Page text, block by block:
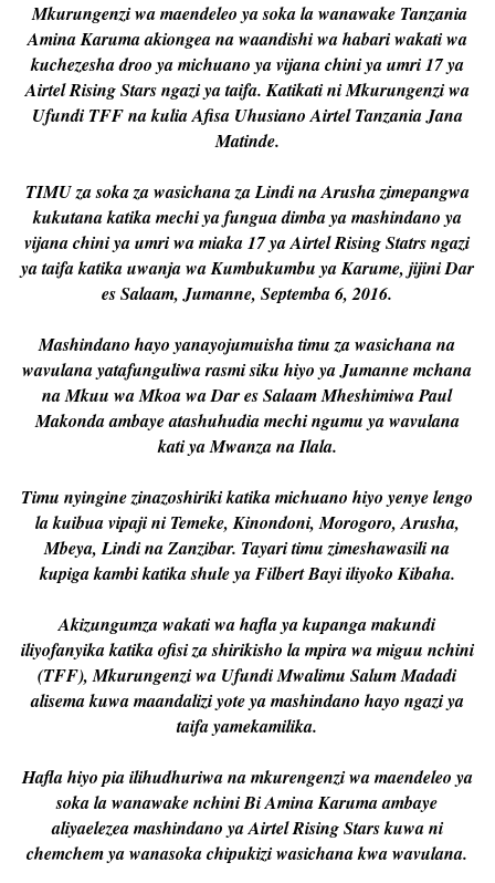
Mkurungenzi wa maendeleo ya soka la wanawake Tanzania
Amina Karuma akiongea na waandishi wa habari wakati wa
kuchezesha droo ya michuano ya vijana chini ya umri 17 ya
Airtel Rising Stars ngazi ya taifa. Katikati ni Mkurungenzi wa
Ufundi TFF na kulia Afisa Uhusiano Airtel Tanzania Jana
Matinde.
TIMU za soka za wasichana za Lindi na Arusha zimepangwa
kukutana katika mechi ya fungua dimba ya mashindano ya
vijana chini ya umri wa miaka 17 ya Airtel Rising Statrs ngazi
ya taifa katika uwanja wa Kumbukumbu ya Karume, jijini Dar
es Salaam, Jumanne, Septemba 6, 2016.
Mashindano hayo yanayojumuisha timu za wasichana na
wavulana yatafunguliwa rasmi siku hiyo ya Jumanne mchana
na Mkuu wa Mkoa wa Dar es Salaam Mheshimiwa Paul
Makonda ambaye atashuhudia mechi ngumu ya wavulana
kati ya Mwanza na Ilala.
Timu nyingine zinazoshiriki katika michuano hiyo yenye lengo
la kuibua vipaji ni Temeke, Kinondoni, Morogoro, Arusha,
Mbeya, Lindi na Zanzibar. Tayari timu zimeshawasili na
kupiga kambi katika shule ya Filbert Bayi iliyoko Kibaha.
Akizungumza wakati wa hafla ya kupanga makundi
iliyofanyika katika ofisi za shirikisho la mpira wa miguu nchini
(TFF), Mkurungenzi wa Ufundi Mwalimu Salum Madadi
alisema kuwa maandalizi yote ya mashindano hayo ngazi ya
taifa yamekamilika.
Hafla hiyo pia ilihudhuriwa na mkurengenzi wa maendeleo ya
soka la wanawake nchini Bi Amina Karuma ambaye
aliyaelezea mashindano ya Airtel Rising Stars kuwa ni
chemchem ya wanasoka chipukizi wasichana kwa wavulana.